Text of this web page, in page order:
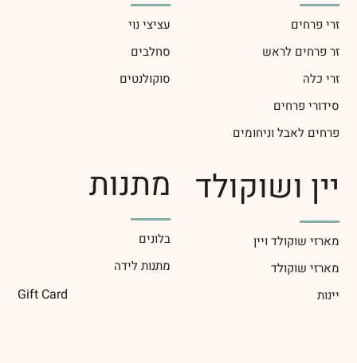
מתנות
בלונים
מתנות לידה
Gift Card
יין ושוקולד
מארזי שוקולד ויין
מארזי שוקולד
יינות
עציצי נוי
סחלבים
סוקולנטים
זרי פרחים
זר פרחים לראש
פרחים לאבל וניחומים
סידורי פרחים
זרי כלה